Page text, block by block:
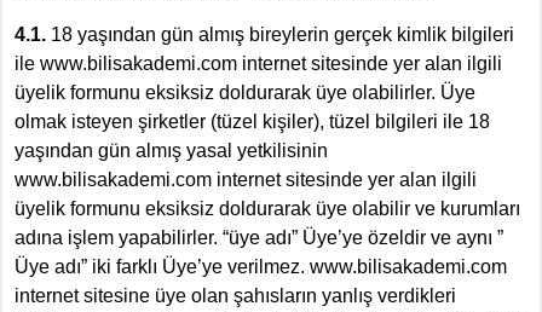
4.1. 18 yaşından gün almış bireylerin gerçek kimlik bilgileri
ile www.bilisakademi.com internet sitesinde yer alan ilgili
üyelik formunu eksiksiz doldurarak üye olabilirler. Üye
olmak isteyen şirketler (tüzel kişiler), tüzel bilgileri ile 18
yaşından gün almış yasal yetkilisinin
www.bilisakademi.com internet sitesinde yer alan ilgili
üyelik formunu eksiksiz doldurarak üye olabilir ve kurumları
adına işlem yapabilirler. “üye adı” Üye’ye özeldir ve aynı ”
Üye adı” iki farklı Üye’ye verilmez. www.bilisakademi.com
internet sitesine üye olan şahısların yanlış verdikleri